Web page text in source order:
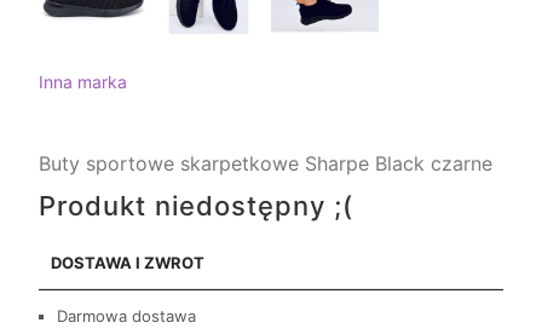
Inna marka
Buty sportowe skarpetkowe Sharpe Black czarne
Produkt niedostępny ;(
DOSTAWA I ZWROT
Darmowa dostawa